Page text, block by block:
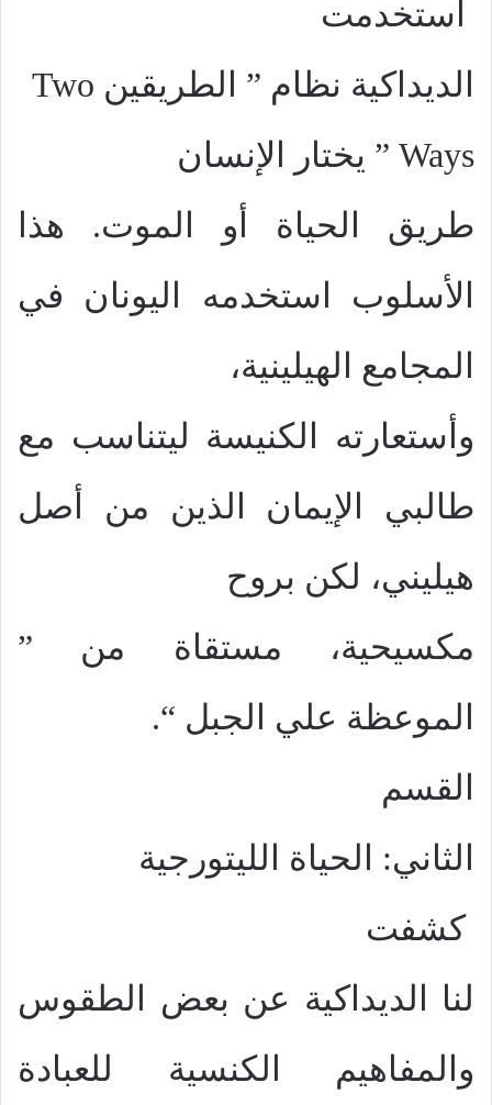
استخدمت
الديداكية نظام ” الطريقين Two
Ways ” يختار الإنسان
طريق الحياة أو الموت. هذا
الأسلوب استخدمه اليونان في
المجامع الهيلينية،
وأستعارته الكنيسة ليتناسب مع
طالبي الإيمان الذين من أصل
هيليني، لكن بروح
مكسيحية، مستقاة من ”
الموعظة علي الجبل “.
القسم
الثاني: الحياة الليتورجية
كشفت
لنا الديداكية عن بعض الطقوس
والمفاهيم الكنسية للعبادة